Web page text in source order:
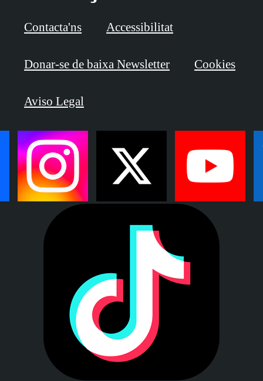
Contacta'ns Accessibilitat
Donar-se de baixa Newsletter Cookies
Aviso Legal